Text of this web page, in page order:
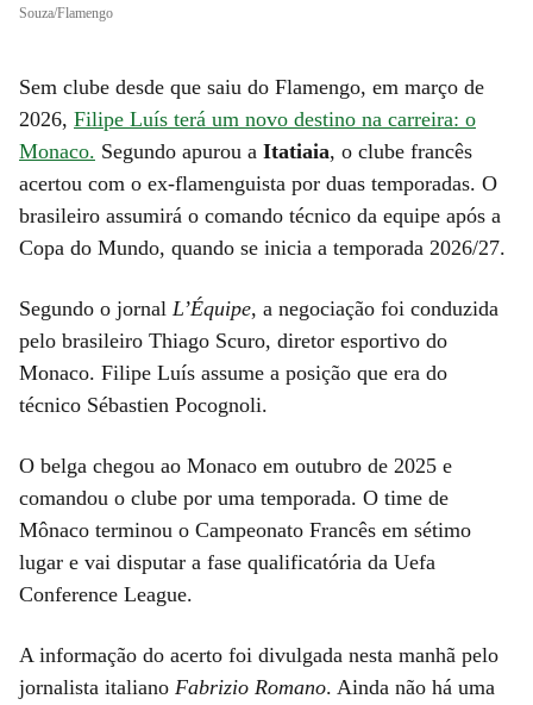
Souza/Flamengo
Sem clube desde que saiu do Flamengo, em março de
2026, Filipe Luís terá um novo destino na carreira: o
Monaco. Segundo apurou a Itatiaia, o clube francês
acertou com o ex-flamenguista por duas temporadas. O
brasileiro assumirá o comando técnico da equipe após a
Copa do Mundo, quando se inicia a temporada 2026/27.
Segundo o jornal L’Équipe, a negociação foi conduzida
pelo brasileiro Thiago Scuro, diretor esportivo do
Monaco. Filipe Luís assume a posição que era do
técnico Sébastien Pocognoli.
O belga chegou ao Monaco em outubro de 2025 e
comandou o clube por uma temporada. O time de
Mônaco terminou o Campeonato Francês em sétimo
lugar e vai disputar a fase qualificatória da Uefa
Conference League.
A informação do acerto foi divulgada nesta manhã pelo
jornalista italiano Fabrizio Romano. Ainda não há uma